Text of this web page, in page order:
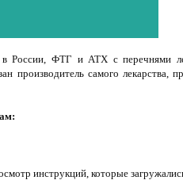
в России, ФТГ и ATX с перечнями
производитель самого лекарства,
инструкций, которые